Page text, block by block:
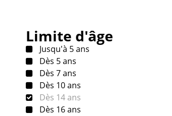
Limite d'âge
Jusqu'à 5 ans
Dès 5 ans
Dès 7 ans
Dès 10 ans
Dès 14 ans
Dès 16 ans